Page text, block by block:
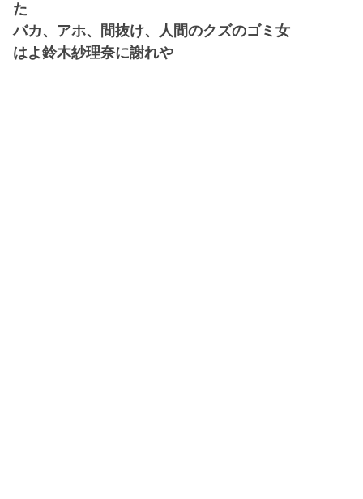
た
バカ、アホ、間抜け、人間のクズのゴミ女
はよ鈴木紗理奈に謝れや